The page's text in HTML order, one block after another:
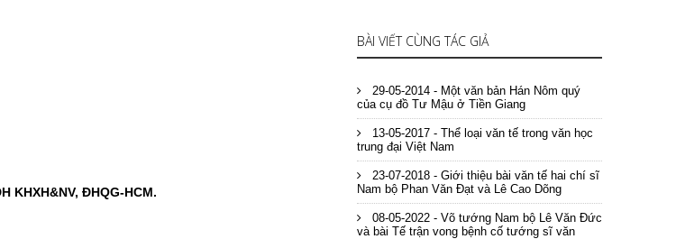
ĐHQG-HCM.
BÀI VIẾT CÙNG TÁC GIẢ
29-05-2014 - Một văn bản Hán Nôm quý
của cụ đồ Tư Mậu ở Tiền Giang
13-05-2017 - Thể loại văn tế trong văn học
trung đại Việt Nam
23-07-2018 - Giới thiệu bài văn tế hai chí sĩ
Nam bộ Phan Văn Đạt và Lê Cao Dõng
08-05-2022 - Võ tướng Nam bộ Lê Văn Đức
và bài Tế trận vong bệnh cố tướng sĩ văn